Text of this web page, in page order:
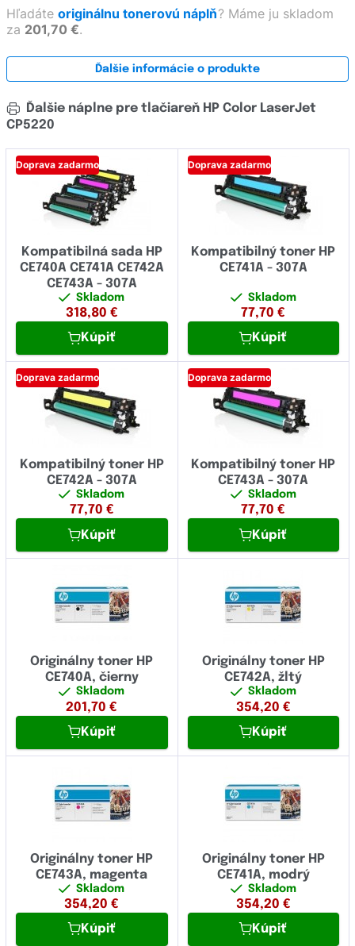
Hľadáte originálnu tonerovú náplň? Máme ju skladom
za 201,70 €.
Ďalšie informácie o produkte
Ďalšie náplne pre tlačiareň HP Color LaserJet
CP5220
Doprava zadarmo
Kompatibilná sada HP
CE740A CE741A CE742A
CE743A - 307A
Skladom
318,80 €
Kúpiť
Doprava zadarmo
Kompatibilný toner HP
CE741A - 307A
Skladom
77,70 €
Kúpiť
Doprava zadarmo
Kompatibilný toner HP
CE742A - 307A
Skladom
77,70 €
Kúpiť
Doprava zadarmo
Kompatibilný toner HP
CE743A - 307A
Skladom
77,70 €
Kúpiť
Originálny toner HP
CE740A, čierny
Skladom
201,70 €
Kúpiť
Originálny toner HP
CE742A, žltý
Skladom
354,20 €
Kúpiť
Originálny toner HP
CE743A, magenta
Skladom
354,20 €
Kúpiť
Originálny toner HP
CE741A, modrý
Skladom
354,20 €
Kúpiť